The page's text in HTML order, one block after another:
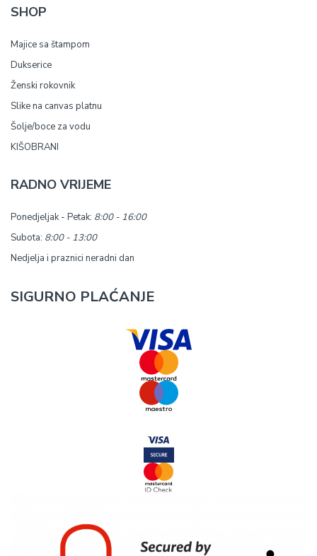
SHOP
Majice sa štampom
Dukserice
Ženski rokovnik
Slike na canvas platnu
Šolje/boce za vodu
KIŠOBRANI
RADNO VRIJEME
Ponedjeljak - Petak: 8:00 - 16:00
Subota: 8:00 - 13:00
Nedjelja i praznici neradni dan
SIGURNO PLAĆANJE